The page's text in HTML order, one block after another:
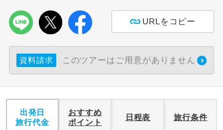
URLをコピー
資料請求 このツアーはご用意がありません
出発日
旅行代金
おすすめ
ポイント
日程表 旅行条件